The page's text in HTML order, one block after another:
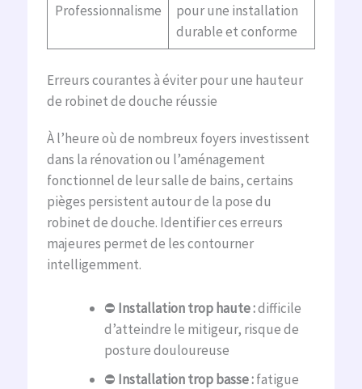
Professionnalisme
pour une installation
durable et conforme
Erreurs courantes à éviter pour une hauteur
de robinet de douche réussie
À l’heure où de nombreux foyers investissent
dans la rénovation ou l’aménagement
fonctionnel de leur salle de bains, certains
pièges persistent autour de la pose du
robinet de douche. Identifier ces erreurs
majeures permet de les contourner
intelligemment.
⛔ Installation trop haute :difficile
d’atteindre le mitigeur, risque de
posture douloureuse
⛔ Installation trop basse :fatigue